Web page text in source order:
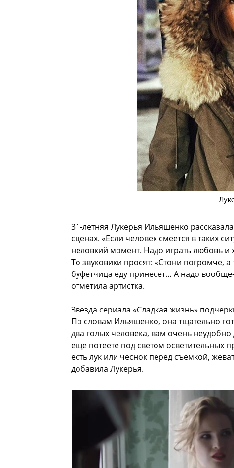
31-летняя Лукерья Ильяшенко
сценах. «Если человек смеется в таких
неловкий момент. Надо играть любовь
То звуковики просят: «Стони погромче, а
буфетчица еду принесет… А надо
отметила артистка.
Звезда сериала «Сладкая жизнь»
По словам Ильяшенко, она тщательно
два голых человека, вам очень неудобно
еще потеете под светом осветительных
есть лук или чеснок перед съемкой,
добавила Лукерья.